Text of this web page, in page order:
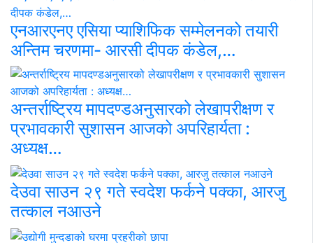
एनआरएनए एसिया प्याशिफिक सम्मेलनको तयारी
अन्तिम चरणमा- आरसी दीपक कंडेल,…
अन्तर्राष्ट्रिय मापदण्डअनुसारको लेखापरीक्षण र
प्रभावकारी सुशासन आजको अपरिहार्यता :
अध्यक्ष…
देउवा साउन २९ गते स्वदेश फर्कने पक्का, आरजु
तत्काल नआउने